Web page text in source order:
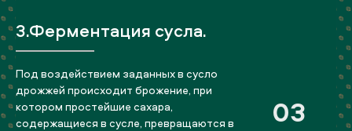
бродильный резервуар добавляя
дрожжи ,где оно в охлаждается и
3.Ферментация сусла.
Под воздействием заданных в сусло
дрожжей происходит брожение, при
котором простейшие сахара,
содержащиеся в сусле, превращаются в
03